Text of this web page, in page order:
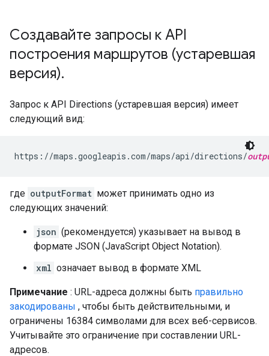
Создавайте запросы к API
построения маршрутов (устаревшая
версия).
Запрос к API Directions (устаревшая версия) имеет
следующий вид:
https://maps.googleapis.com/maps/api/directions/
где outputFormat может принимать одно из
следующих значений:
json (рекомендуется) указывает на вывод в
формате JSON (JavaScript Object Notation).
xml означает вывод в формате XML
Примечание : URL-адреса должны быть правильно
закодированы , чтобы быть действительными, и
ограничены 16384 символами для всех веб-сервисов.
Учитывайте это ограничение при составлении URL-
адресов.